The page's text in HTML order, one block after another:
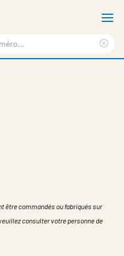
être commandés ou fabriqués sur
consulter votre personne de